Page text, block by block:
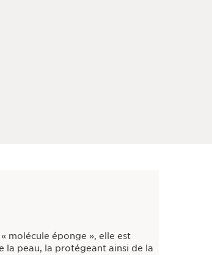
molécule éponge », elle est
la peau, la protégeant ainsi de la